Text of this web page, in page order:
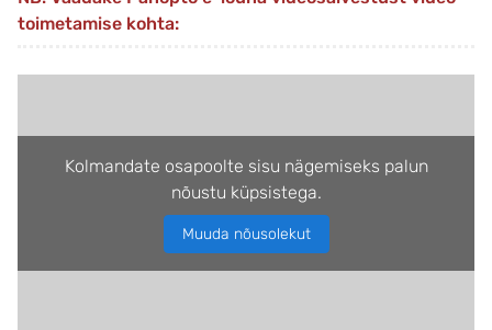
toimetamise kohta:
Kolmandate osapoolte sisu nägemiseks palun
nõustu küpsistega.
Muuda nõusolekut